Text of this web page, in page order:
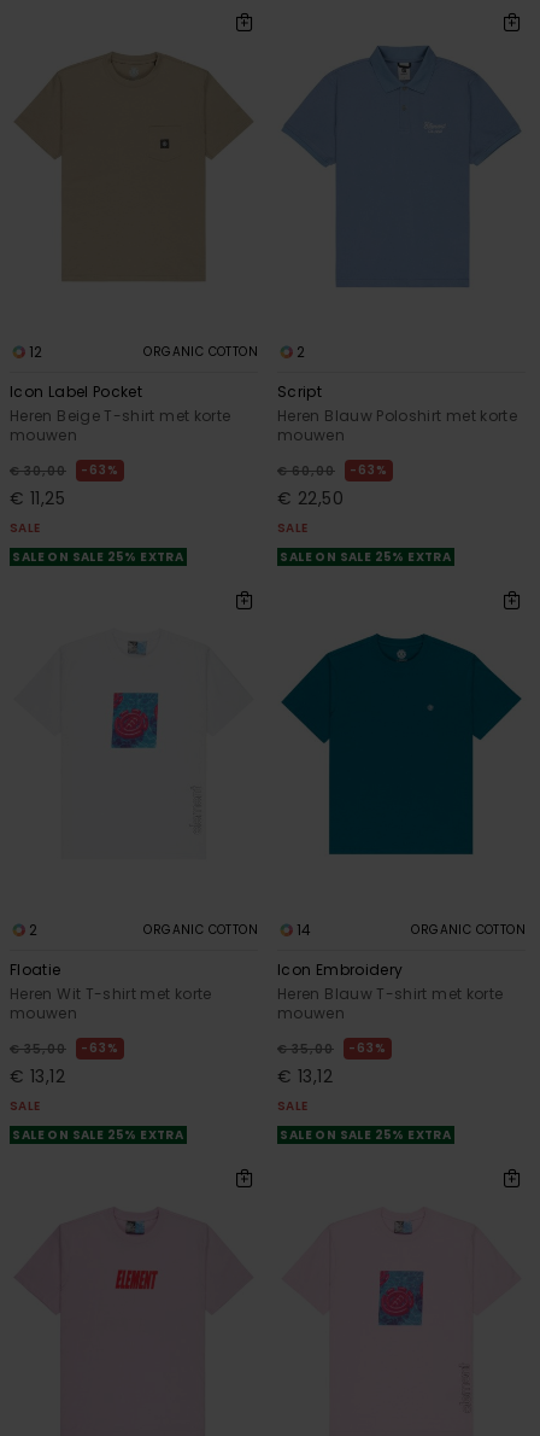
12 ORGANIC COTTON
Icon Label Pocket
Heren Beige T-shirt met korte
mouwen
€ 30,00 63%
€ 11,25
SALE
SALE ON SALE 25% EXTRA
2
Script
Heren Blauw Poloshirt met korte
mouwen
€ 60,00 63%
€ 22,50
SALE
SALE ON SALE 25% EXTRA
2 ORGANIC COTTON
Floatie
Heren Wit T-shirt met korte
mouwen
€ 35,00 63%
€ 13,12
SALE
SALE ON SALE 25% EXTRA
14 ORGANIC COTTON
Icon Embroidery
Heren Blauw T-shirt met korte
mouwen
€ 35,00 63%
€ 13,12
SALE
SALE ON SALE 25% EXTRA